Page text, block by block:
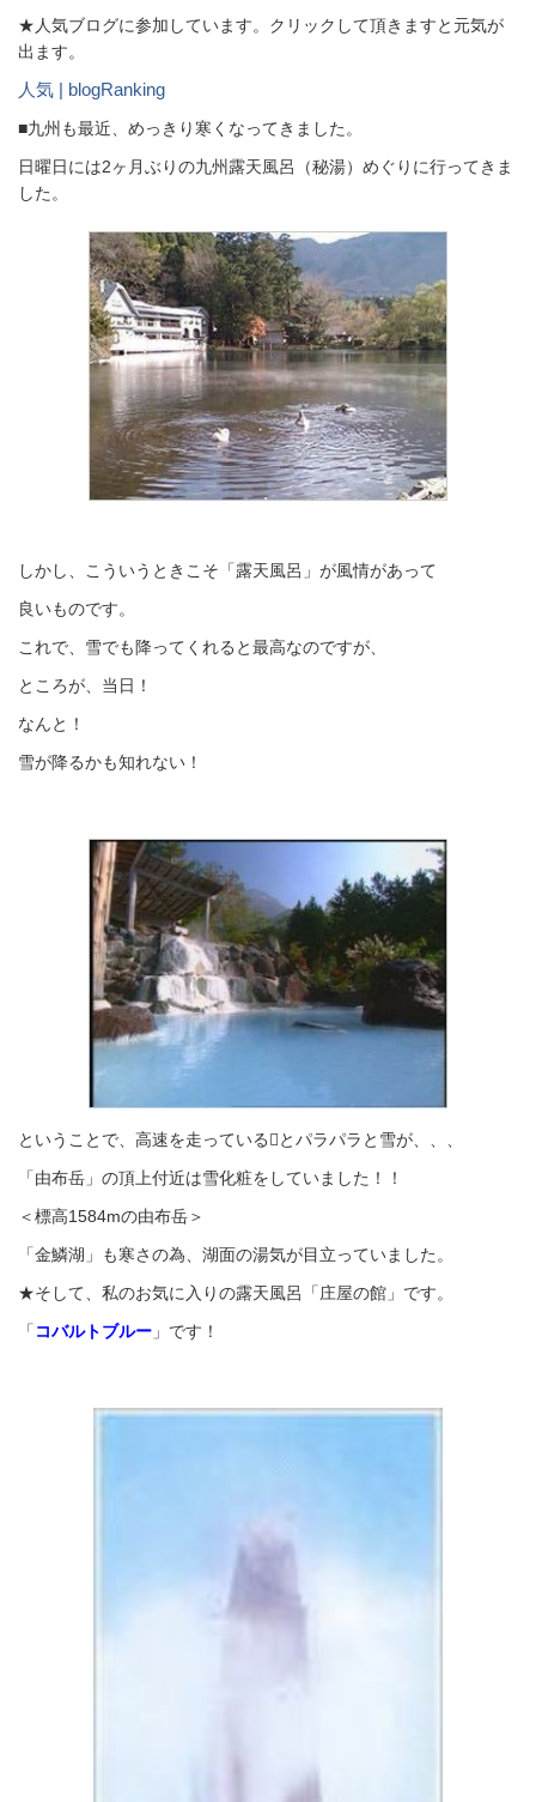
★人気ブログに参加しています。クリックして頂きますと元気が
出ます。
人気 | blogRanking
■九州も最近、めっきり寒くなってきました。
日曜日には2ヶ月ぶりの九州露天風呂（秘湯）めぐりに行ってきま
した。
しかし、こういうときこそ「露天風呂」が風情があって
良いものです。
これで、雪でも降ってくれると最高なのですが、
ところが、当日！
なんと！
雪が降るかも知れない！
ということで、高速を走っているとパラパラと雪が、、、
「由布岳」の頂上付近は雪化粧をしていました！！
＜標高1584mの由布岳＞
「金鱗湖」も寒さの為、湖面の湯気が目立っていました。
★そして、私のお気に入りの露天風呂「庄屋の館」です。
「 コバルトブルー 」です！